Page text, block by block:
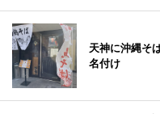
天神に沖縄そ
名付け